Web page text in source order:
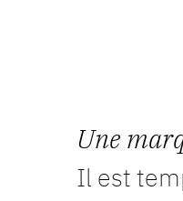
Une
Il est